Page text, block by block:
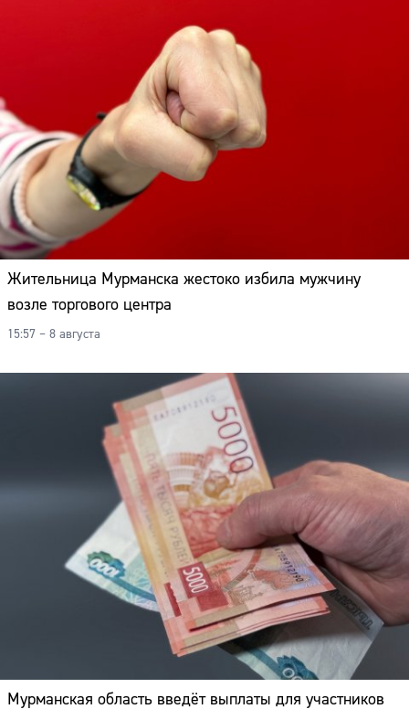
Жительница Мурманска жестоко избила мужчину
возле торгового центра
15:57 – 8 августа
Мурманская область введёт выплаты для участников